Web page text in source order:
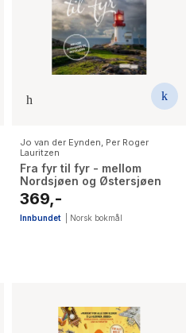
Jo van der Eynden, Per Roger
Lauritzen
Fra fyr til fyr - mellom
Nordsjøen og Østersjøen
369,-
Innbundet Norsk bokmål